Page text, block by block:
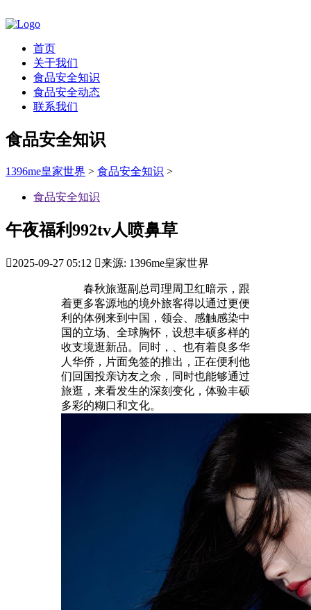
首页
关于我们
食品安全知识
食品安全动态
联系我们
食品安全知识
1396me皇家世界 > 食品安全知识 >
食品安全知识
午夜福利992tv人喷鼻草
2025-09-27 05:12 来源: 1396me皇家世界
春秋旅逛副总司理周卫红暗示，跟
着更多客源地的境外旅客得以通过更便
利的体例来到中国，领会、感触感染中
国的立场、全球胸怀，设想丰硕多样的
收支境逛新品。同时，、也有着良多华
人华侨，片面免签的推出，正在便利他
们回国投亲访友之余，同时也能够通过
旅逛，来看发生的深刻变化，体验丰硕
多彩的糊口和文化。